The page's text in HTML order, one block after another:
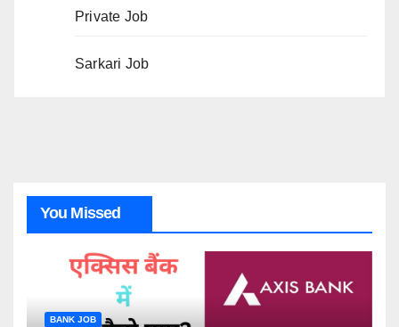
Private Job
Sarkari Job
You Missed
BANK JOB